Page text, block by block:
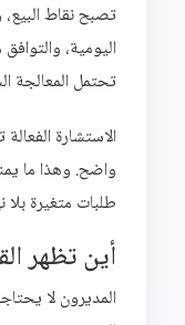
تصبح نقاط
اليومية،
تحتمل المعالجة
الاستشارة
واضح. وهذا ما
طلبات متغيرة بلا
أين تظهر
المديرون لا